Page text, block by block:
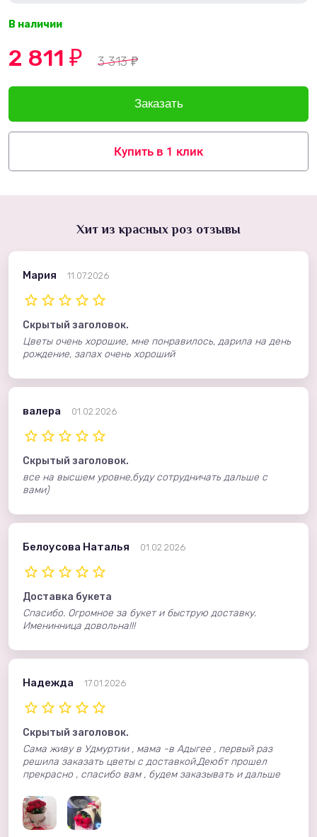
В наличии
2 811 ₽ 3 313₽
Купить в 1 клик
Хит из красных роз отзывы
Мария 11.07.2026
Скрытый заголовок.
Цветы очень хорошие, мне понравилось, дарила на день
рождение, запах очень хороший
валера 01.02.2026
Скрытый заголовок.
все на высшем уровне,буду сотрудничать дальше с
вами)
Белоусова Наталья 01.02.2026
Доставка букета
Спасибо. Огромное за букет и быструю доставку.
Именинница довольна!!!
Надежда 17.01.2026
Скрытый заголовок.
Сама живу в Удмуртии , мама -в Адыгее , первый раз
решила заказать цветы с доставкой.Деюбт прошел
прекрасно , спасибо вам , будем заказывать и дальше